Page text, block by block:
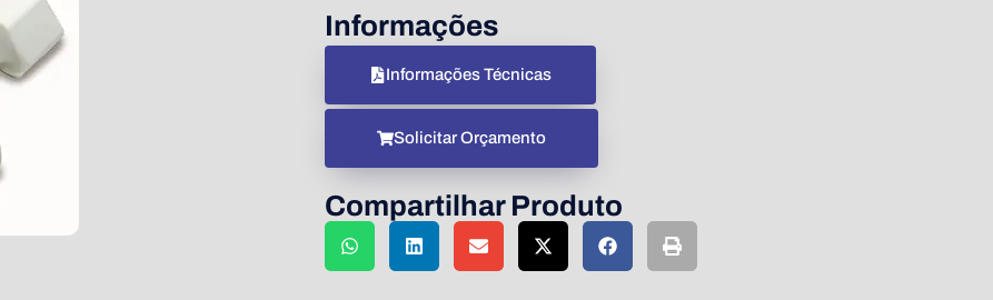
Informações
Informações Técnicas
Solicitar Orçamento
Compartilhar Produto